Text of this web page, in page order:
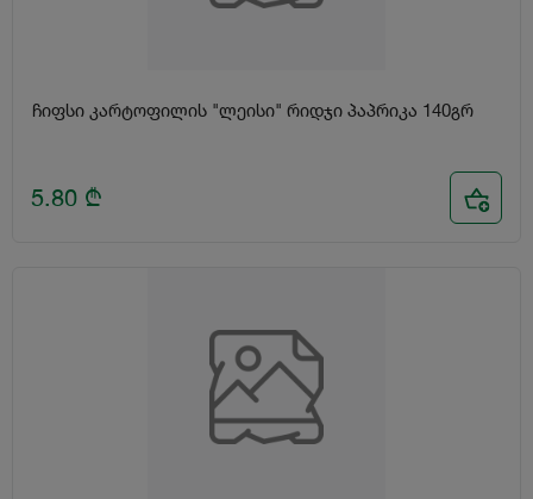
ჩიფსი კარტოფილის "ლეისი" რიდჯი პაპრიკა 140გრ
5.80 ₾